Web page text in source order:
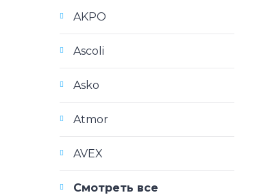
AKPO
Ascoli
Asko
Atmor
AVEX
Смотреть все